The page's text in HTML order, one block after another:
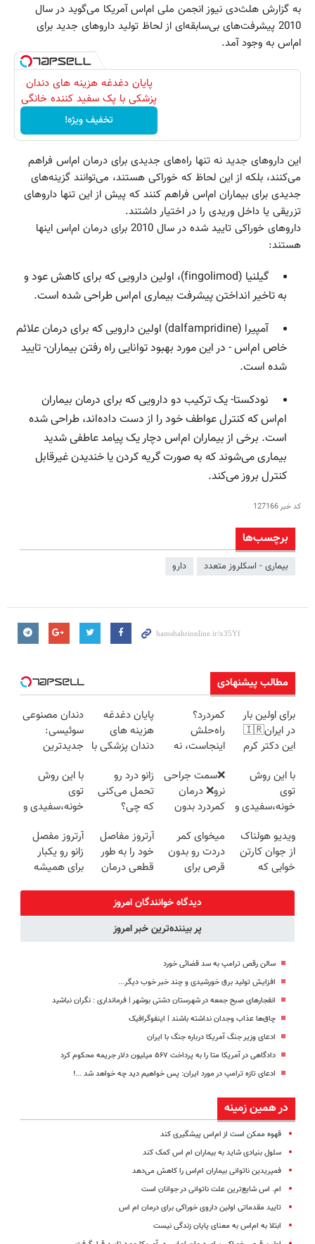
به گزارش هلث‌دی نیوز انجمن ملی ام‌اس آمریکا می‌گوید در سال
2010 پیشرفت‌های بی‌سابقه‌ای از لحاظ تولید داروهای جدید برای
ام‌اس به وجود آمد.
پایان دغدغه هزینه های دندان
پزشکی با پک سفید کننده خانگی
تخفیف ویژه!
این داروهای جدید نه تنها راه‌های جدیدی برای درمان ام‌اس فراهم
می‌کنند، بلکه از این لحاظ که خوراکی هستند، می‌توانند گزینه‌های
جدیدی برای بیماران ام‌اس فراهم کنند که پیش از این تنها داروهای
تزریقی یا داخل وریدی را در اختیار داشتند.
داروهای خوراکی تایید شده در سال 2010 برای درمان ام‌اس اینها
هستند:
گیلنیا (fingolimod)، اولین دارویی که برای کاهش عود و
به تاخیر انداختن پیشرفت بیماری ام‌اس طراحی شده است.
آمپیرا (dalfampridine) اولین دارویی که برای درمان علائم
خاص ام‌اس - در این مورد بهبود توانایی راه رفتن بیماران- تایید
شده است.
نودکستا- یک ترکیب دو دارویی که برای درمان بیماران
ام‌اس که کنترل عواطف خود را از دست داده‌اند،‌ طراحی شده
است. برخی از بیماران ام‌اس دچار یک پیامد عاطفی شدید
بیماری می‌شوند که به صورت گریه کردن یا خندیدن غیرقابل
کنترل بروز می‌کند.
کد خبر127166
برچسب‌ها
بیماری - اسکلروز متعدد دارو
مطالب پیشنهادی
برای اولین بار
در ایران🇮🇷
این دکتر کرم
روزه ساخت!
کمردرد؟
راه‌حلش
اینجاست، نه
پایان دغدغه
هزینه های
دندان پزشکی با
کننده خانگی
دندان مصنوعی
سوئیسی:
جدیدترین
سبک و مقاوم |
پرداخت قسطی
با این روش
توی
خونه،سفیدی و
برگردون
(40%off)
❌سمت جراحی
نرو❌ درمان
کمردرد بدون
زانو درد رو
تحمل می‌کنی
که چی؟
همین‌جاست!
با این روش
توی
خونه،سفیدی و
برگردون(40%off)
ویدیو هولناک
از جوان کارتن
خوابی که
میخوای کمر
دردت رو بدون
قرص برای
(◂پرسش‌نامه
رو پر کن)
آرتروز مفاصل
خود را به طور
قطعی درمان
◗پرسش‌نامه◖
آرتروز مفصل
زانو رو یکبار
برای همیشه
دیدگاه خوانندگان امروز
پر بیننده‌ترین خبر امروز
سالن رقص ترامپ به سد قضائی خورد
افزایش تولید برق خورشیدی و چند خبر خوب دیگر...
انفجارهای صبح جمعه در شهرستان دشتی بوشهر | فرمانداری : نگران نباشید
چاق‌ها عذاب وجدان نداشته باشند | اینفوگرافیک
ادعای وزیر جنگ آمریکا درباره جنگ با ایران
دادگاهی در آمریکا متا را به پرداخت ۵۶۷ میلیون دلار جریمه محکوم کرد
ادعای تازه ترامپ در مورد ایران: پس خواهیم دید چه خواهد شد ...!
در همین زمینه
قهوه ممکن است از ام‌اس پیشگیری کند
سلول بنیادی شاید به بیماران ام اس کمک کند
فمپریدین ناتوانی بیماران ام‌اس را کاهش می‌دهد
ام. اس شایع‌ترین علت ناتوانی در جوانان است
تایید مقدماتی اولین داروی خوراکی برای درمان ام اس
ابتلا به ام‌اس به معنای پایان زندگی نیست